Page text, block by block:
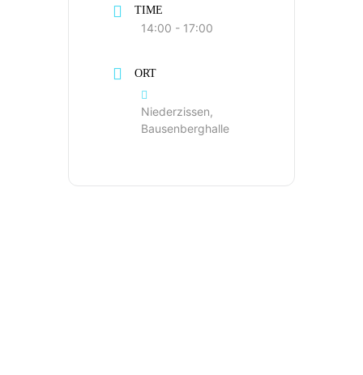
TIME
14:00 - 17:00
ORT
Niederzissen,
Bausenberghalle